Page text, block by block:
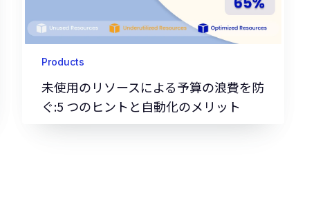
Products
未使用のリソースによる予算の浪費を防
ぐ:5 つのヒントと自動化のメリット